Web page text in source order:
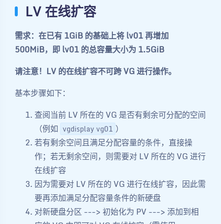
LV 在线扩容
需求：在已有 1GiB 的基础上将 lv01 再增加
500MiB，即 lv01 的总容量大小为 1.5GiB
请注意！LV 的在线扩容不可跨 VG 进行操作。
基本步骤如下：
查阅当前 LV 所在的 VG 是否有剩余可分配的空间
（例如 vgdisplay vg01 ）
若有剩余空间且满足分配容量的条件，直接操
作；若无剩余空间，则需要对 LV 所在的 VG 进行
在线扩容
因为需要对 LV 所在的 VG 进行在线扩容，因此需
要再添加满足分配容量条件的新硬盘
对新硬盘分区 ---> 初始化为 PV ---> 添加到相